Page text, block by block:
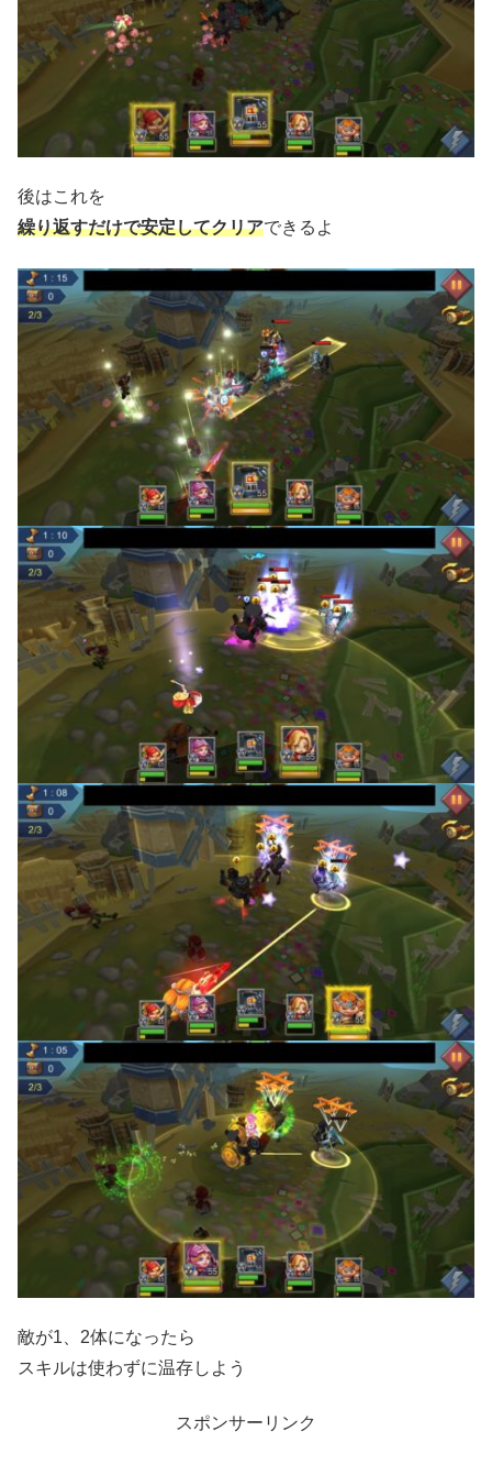
後はこれを
繰り返すだけで安定してクリアできるよ
敵が1、2体になったら
スキルは使わずに温存しよう
スポンサーリンク